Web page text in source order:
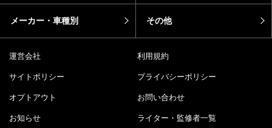
メーカー・車種別 その他
運営会社 利用規約
サイトポリシー プライバシーポリシー
オプトアウト お問い合わせ
お知らせ ライター・監修者一覧